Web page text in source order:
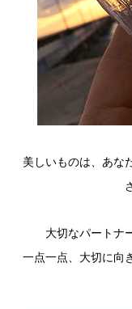
美しいものは、あな
大切なパートナ
一点一点、大切に向